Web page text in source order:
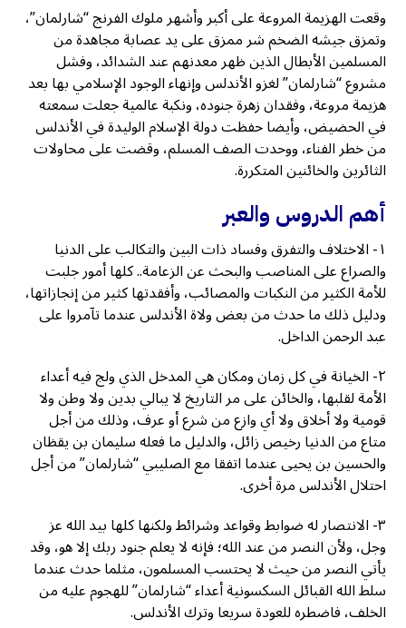
وقعت الهزيمة المروعة على أكبر وأشهر ملوك الفرنج “شارلمان”،
وتمزق جيشه الضخم شر ممزق على يد عصابة مجاهدة من
المسلمين الأبطال الذين ظهر معدنهم عند الشدائد، وفشل
مشروع “شارلمان” لغزو الأندلس وإنهاء الوجود الإسلامي بها بعد
هزيمة مروعة، وفقدان زهرة جنوده، ونكبة عالمية جعلت سمعته
في الحضيض، وأيضا حفظت دولة الإسلام الوليدة في الأندلس
من خطر الفناء، ووحدت الصف المسلم، وقضت على محاولات
الثائرين والخائنين المتكررة.
أهم الدروس والعبر
١- الاختلاف والتفرق وفساد ذات البين والتكالب على الدنيا
والصراع على المناصب والبحث عن الزعامة.. كلها أمور جلبت
للأمة الكثير من النكبات والمصائب، وأفقدتها كثير من إنجازاتها،
ودليل ذلك ما حدث من بعض ولاة الأندلس عندما تآمروا على
عبد الرحمن الداخل.
٢- الخيانة في كل زمان ومكان هي المدخل الذي ولج فيه أعداء
الأمة لقلبها، والخائن على مر التاريخ لا يبالي بدين ولا وطن ولا
قومية ولا أخلاق ولا أي وازع من شرع أو عرف، وذلك من أجل
متاع من الدنيا رخيص زائل، والدليل ما فعله سليمان بن يقظان
والحسين بن يحيى عندما اتفقا مع الصليبي “شارلمان” من أجل
احتلال الأندلس مرة أخرى.
٣- الانتصار له ضوابط وقواعد وشرائط ولكنها كلها بيد الله عز
وجل، ولأن النصر من عند الله؛ فإنه لا يعلم جنود ربك إلا هو، وقد
يأتي النصر من حيث لا يحتسب المسلمون، مثلما حدث عندما
سلط الله القبائل السكسونية أعداء “شارلمان” للهجوم عليه من
الخلف، فاضطره للعودة سريعا وترك الأندلس.